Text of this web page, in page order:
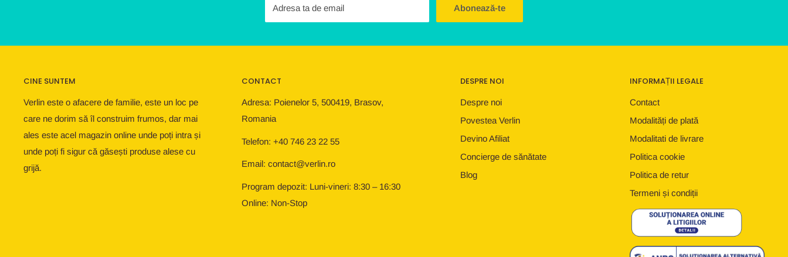
Adresa ta de email Abonează-te
CINE SUNTEM
Verlin este o afacere de familie, este un loc pe
care ne dorim să îl construim frumos, dar mai
ales este acel magazin online unde poți intra și
unde poți fi sigur că găsești produse alese cu
grijă.
CONTACT
Adresa: Poienelor 5, 500419, Brasov,
Romania
Telefon: +40 746 23 22 55
Email: contact@verlin.ro
Program depozit: Luni-vineri: 8:30 – 16:30
Online: Non-Stop
DESPRE NOI
Despre noi
Povestea Verlin
Devino Afiliat
Concierge de sănătate
Blog
INFORMAȚII LEGALE
Contact
Modalități de plată
Modalitati de livrare
Politica cookie
Politica de retur
Termeni și condiții